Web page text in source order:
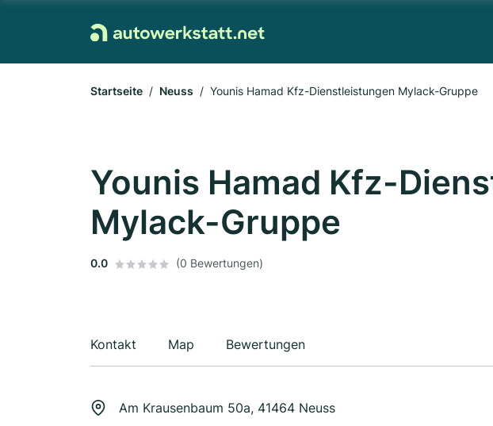
Startseite Neuss Younis Hamad Kfz-Dienstleistungen Mylack-Gruppe
Younis Hamad Kfz-
Mylack-Gruppe
0.0 (0 Bewertungen)
Kontakt Map Bewertungen
Am Krausenbaum 50a, 41464 Neuss